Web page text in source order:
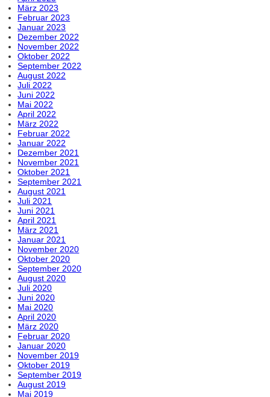
März 2023
Februar 2023
Januar 2023
Dezember 2022
November 2022
Oktober 2022
September 2022
August 2022
Juli 2022
Juni 2022
Mai 2022
April 2022
März 2022
Februar 2022
Januar 2022
Dezember 2021
November 2021
Oktober 2021
September 2021
August 2021
Juli 2021
Juni 2021
April 2021
März 2021
Januar 2021
November 2020
Oktober 2020
September 2020
August 2020
Juli 2020
Juni 2020
Mai 2020
April 2020
März 2020
Februar 2020
Januar 2020
November 2019
Oktober 2019
September 2019
August 2019
Mai 2019